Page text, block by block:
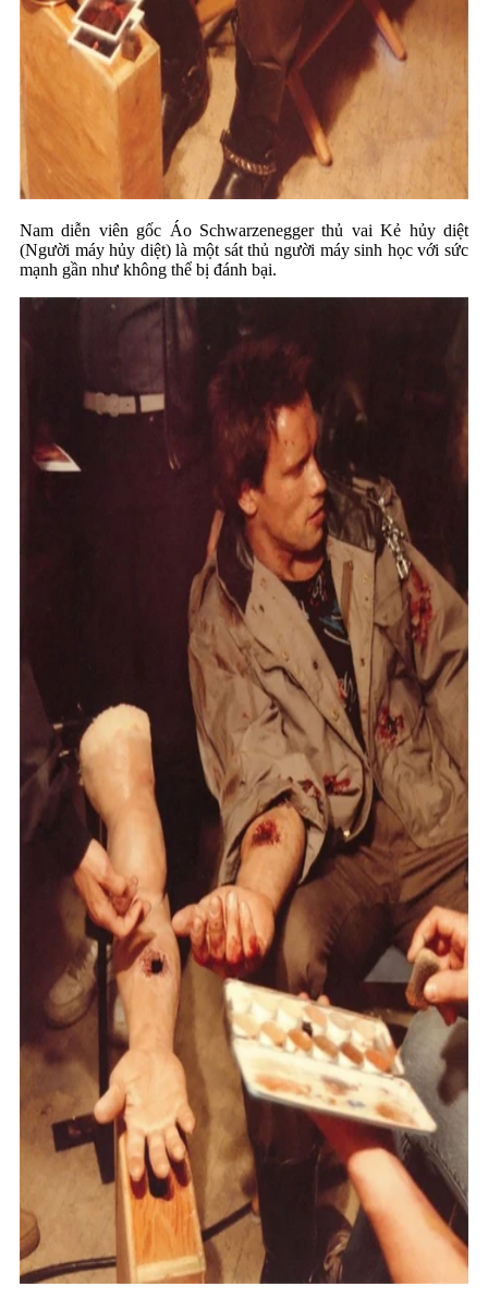
Nam diễn viên gốc Áo Schwarzenegger thủ vai Kẻ hủy diệt
(Người máy hủy diệt) là một sát thủ người máy sinh học với sức
mạnh gần như không thể bị đánh bại.